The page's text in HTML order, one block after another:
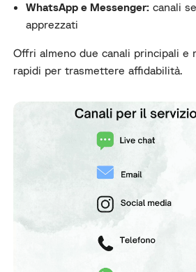
WhatsApp e Messenger: canali
apprezzati
Offri almeno due canali principali e
rapidi per trasmettere affidabilità.